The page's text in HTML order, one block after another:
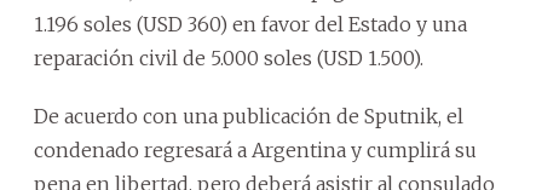
1.196 soles (USD 360) en favor del Estado y una
reparación civil de 5.000 soles (USD 1.500).
De acuerdo con una publicación de Sputnik, el
condenado regresará a Argentina y cumplirá su
pena en libertad, pero deberá asistir al consulado